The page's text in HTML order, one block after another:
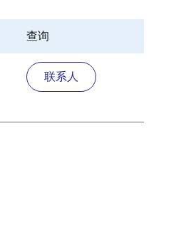
查询
联系人